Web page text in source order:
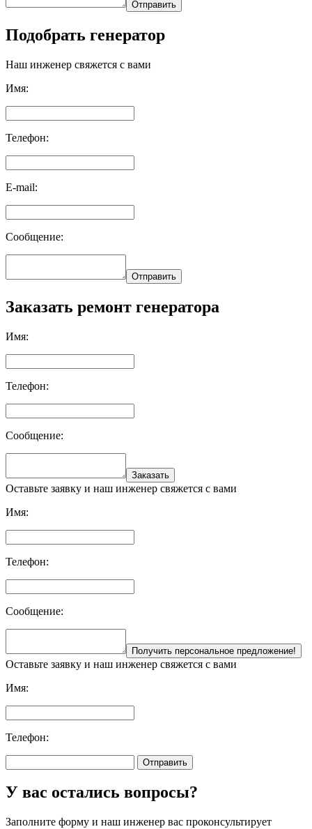
Отправить
Подобрать генератор
Наш инженер свяжется с вами
Имя:
Телефон:
E-mail:
Сообщение:
Отправить
Заказать ремонт генератора
Имя:
Телефон:
Сообщение:
Заказать
Оставьте заявку и наш инженер свяжется с вами
Имя:
Телефон:
Сообщение:
Получить персональное предложение!
Оставьте заявку и наш инженер свяжется с вами
Имя:
Телефон:
Отправить
У вас остались вопросы?
Заполните форму и наш инженер вас проконсультирует